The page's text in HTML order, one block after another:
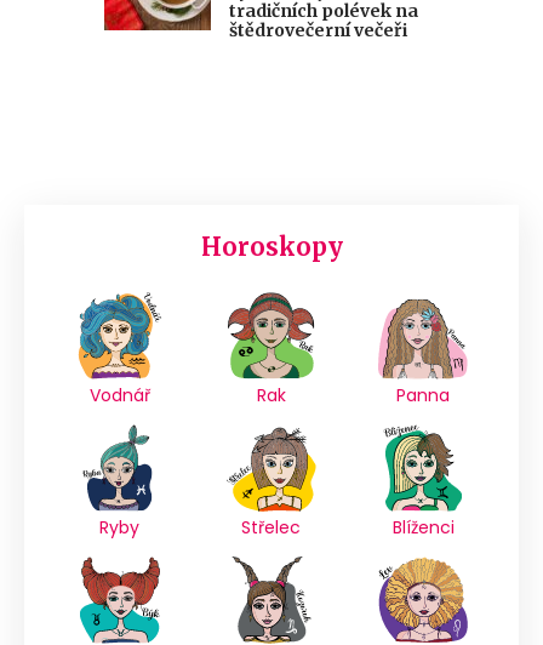
tradičních polévek na
štědrovečerní večeři
Horoskopy
Vodnář Rak Panna
Ryby Střelec Blíženci